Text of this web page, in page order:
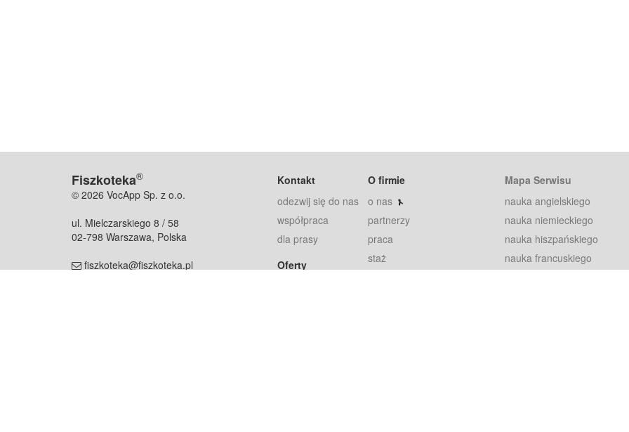
Fiszkoteka®
© 2026 VocApp Sp. z o.o.
ul. Mielczarskiego 8 / 58
02-798 Warszawa, Polska
fiszkoteka@fiszkoteka.pl
Kontakt
odezwij się do nas
współpraca
dla prasy
Oferty
O firmie
o nas
partnerzy
praca
staż
Mapa Serwisu
nauka angielskiego
nauka niemieckiego
nauka hiszpańskiego
nauka francuskiego